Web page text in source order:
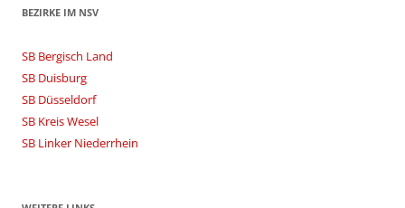
BEZIRKE IM NSV
SB Bergisch Land
SB Duisburg
SB Düsseldorf
SB Kreis Wesel
SB Linker Niederrhein